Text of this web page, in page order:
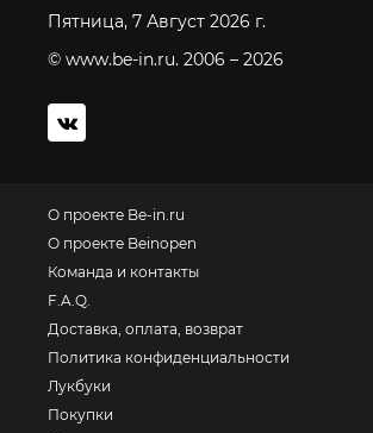
Пятница, 7 Август 2026 г.
© www.be-in.ru. 2006 – 2026
О проекте Be-in.ru
О проекте Beinopen
Команда и контакты
F.A.Q.
Доставка, оплата, возврат
Политика конфиденциальности
Лукбуки
Покупки